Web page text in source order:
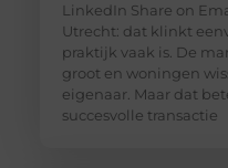
LinkedIn Share on
Utrecht: dat klinkt
praktijk vaak is. De
groot en woningen
eigenaar. Maar dat
succesvolle transactie